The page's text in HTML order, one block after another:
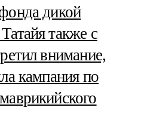
дикой
также с
внимание,
кампания по